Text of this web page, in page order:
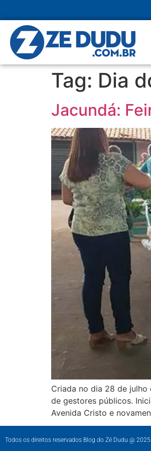
Tag: Dia
Jacundá:
Criada no dia 28 de
de gestores públicos.
Avenida Cristo e
Todos os direitos reservados Blog do Zé Dudu @ 2025